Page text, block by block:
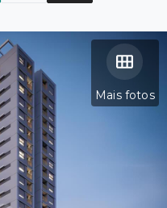
Mais fotos